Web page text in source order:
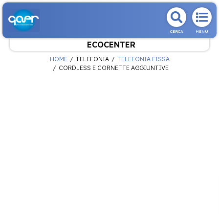
CERCA MENU
ECOCENTER
HOME TELEFONIA
TELEFONIA FISSA
CORDLESS E CORNETTE AGGIUNTIVE